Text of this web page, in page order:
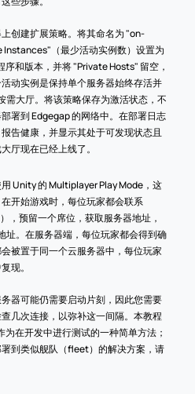
创建扩展策略。将其命名为 "on-
（最少活动实例数）设置为
和版本，并将 "Private Hosts" 留空，
动实例是保持单个服务器始终存活并
大厅。将该策略保存为激活状态，不
署到 Edgegap 的网络中。在部署日志
告健康，并显示其处于可发现状态且
厅现在已经上线了。
Unity 的 Multiplayer Play Mode，这
开始游戏时，每位玩家都会联系
，预留一个席位，获取服务器地址，
。在服务器端，每位玩家都会得到确
被置于同一个云服务器中，每位玩家
现。
器可能仍需要启动片刻，因此您需要
几次连接，以弥补这一间隔。本教程
在开发中进行测试的一种简单方法；
到类似舰队（fleet）的解决方案，请